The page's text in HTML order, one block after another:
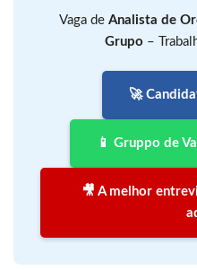
Vaga de Analista de
Grupo –
🚀
📱 Gruppo de
🎥 A melhor